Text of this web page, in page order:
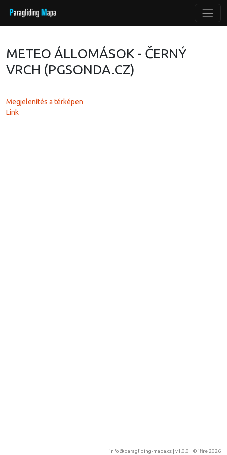
METEO ÁLLOMÁSOK - ČERNÝ
VRCH (PGSONDA.CZ)
Megjelenítés a térképen
Link
info@paragliding-mapa.cz | v1.0.0 | © ifire 2026